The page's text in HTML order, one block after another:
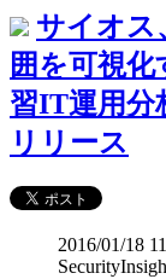
サイオス
囲を可視
習IT運用分
リリース
2016/01/18